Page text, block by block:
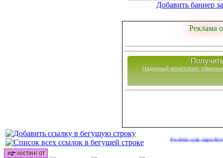
Добавить баннер
Реклама
Надежный мониторинг
Сайты для заработка в